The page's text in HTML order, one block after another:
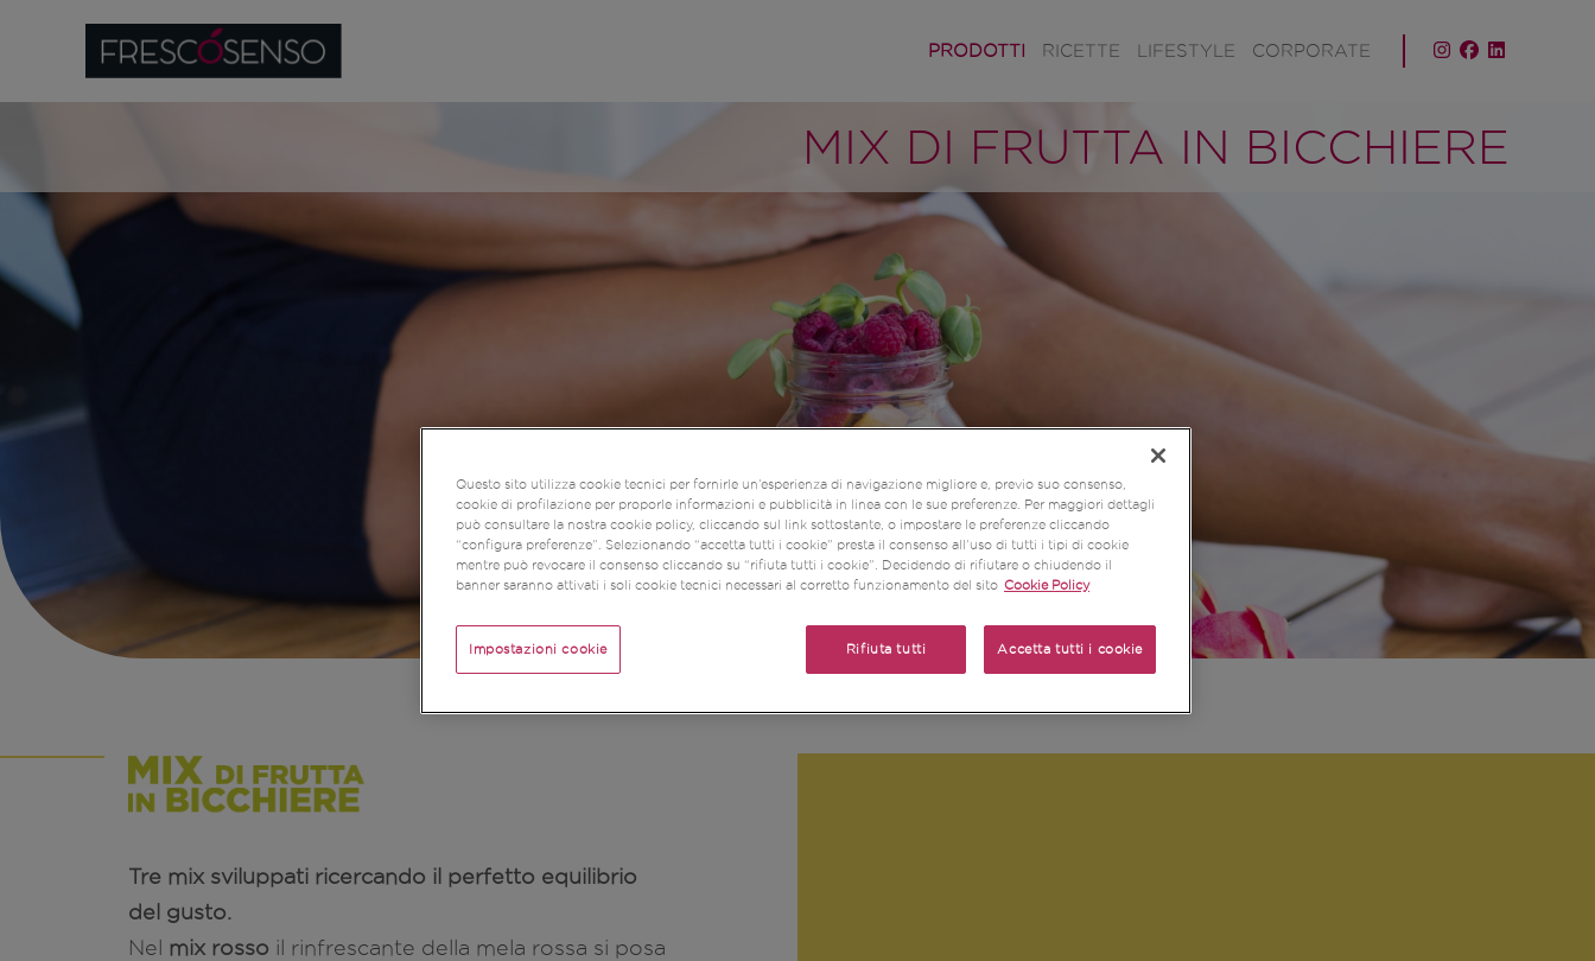
PRODOTTI RICETTE LIFESTYLE CORPORATE
MIX DI FRUTTA IN BICCHIERE
Tre mix sviluppati ricercando il perfetto equilibrio
del gusto.
Nel mix rosso il rinfrescante della mela rossa si posa
Questo sito utilizza cookie tecnici per fornirle un’esperienza di navigazione migliore e, previo suo consenso,
cookie di profilazione per proporle informazioni e pubblicità in linea con le sue preferenze. Per maggiori dettagli
può consultare la nostra cookie policy, cliccando sul link sottostante, o impostare le preferenze cliccando
“configura preferenze”. Selezionando “accetta tutti i cookie” presta il consenso all’uso di tutti i tipi di cookie
mentre può revocare il consenso cliccando su “rifiuta tutti i cookie”. Decidendo di rifiutare o chiudendo il
banner saranno attivati i soli cookie tecnici necessari al corretto funzionamento del sito Cookie Policy
Rifiuta tutti Accetta tutti i cookie
Impostazioni cookie